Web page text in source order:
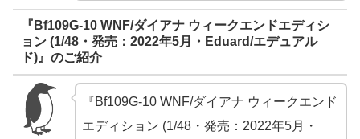
『Bf109G-10 WNF/ダイアナ ウィークエンドエディシ
ョン (1/48・発売：2022年5月・Eduard/エデュアル
ド)』のご紹介
『Bf109G-10 WNF/ダイアナ ウィークエンド
エディション (1/48・発売：2022年5月・